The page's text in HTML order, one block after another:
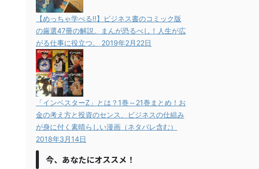
【めっちゃ学べる!!】ビジネス書のコミック版
の厳選47冊の解説。まんが恐るべし！人生が広
がる仕事に役立つ。 2019年2月22日
「インベスターZ」とは？1巻～21巻まとめ！お
金の考え方と投資のセンス、ビジネスの仕組み
が身に付く素晴らしい漫画（ネタバレ含む）
2018年3月14日
今、あなたにオススメ！